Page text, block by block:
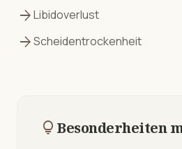
arrow_forwardLibidoverlust
arrow_forwardScheidentrockenheit
lightbulb Besonderheiten